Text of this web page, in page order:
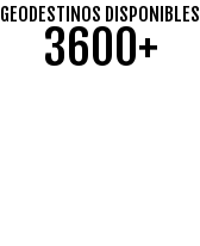
GEODESTINOS DISPONIBLES
3600+